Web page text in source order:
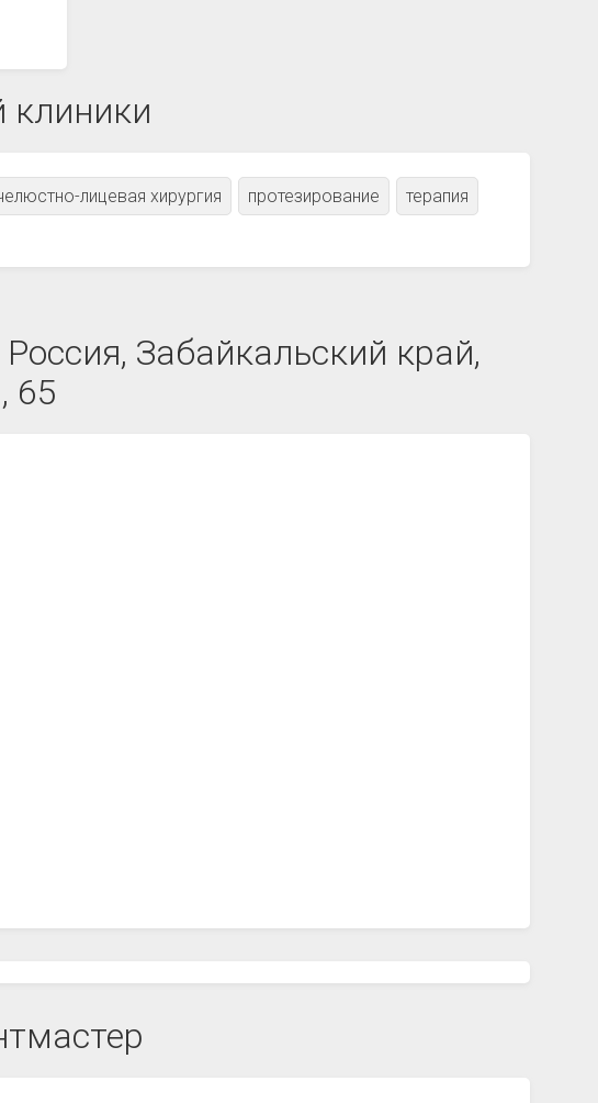
клиники
лицевая хирургия протезирование терапия
Забайкальский край,
65